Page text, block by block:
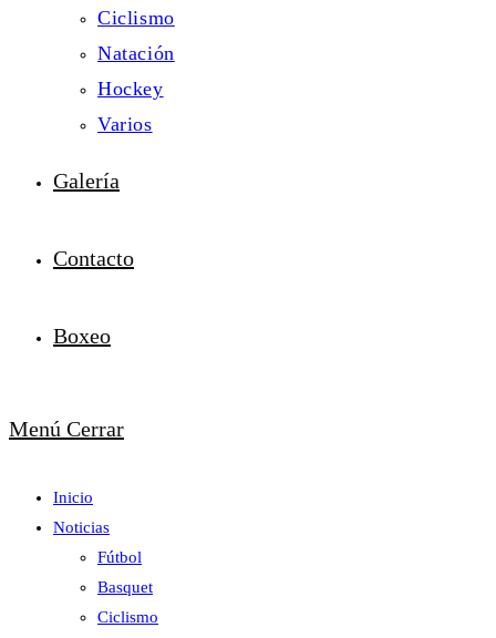
Ciclismo
Natación
Hockey
Varios
Galería
Contacto
Boxeo
Menú Cerrar
Inicio
Noticias
Fútbol
Basquet
Ciclismo